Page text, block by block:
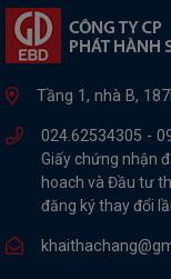
Tầng 1, nhà B,
024.62534305 -
Giấy chứng nhận
hoach và Đầu tư
đăng ký thay đổi